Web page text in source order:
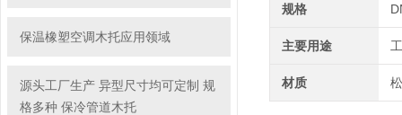
保温橡塑空调木托应用领域
源头工厂生产 异型尺寸均可定制 规
格多种 保冷管道木托
规格
主要用途
材质